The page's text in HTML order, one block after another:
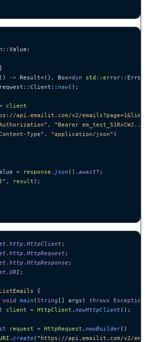
:: Value;
() -> Result<(), Box<dyn std :: error::
:: Client :: new();
client
api.emailit.com/v2/
" , "Bearer
Type" , "application/json" )
= response . json () . await? ;
" , result );
. http . HttpClient ;
. http . HttpRequest ;
. http . HttpResponse ;
. URI;
{
void main (String [] args ) throws Exception
client = HttpClient . newHttpClient () ;
request = HttpRequest . newBuilder()
. create ( " https://api.emailit.com/v2/